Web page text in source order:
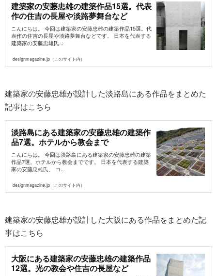
建築家の安藤忠雄の建築作品15選。代表
作の住吉の長屋や淡路夢舞台など
こんにちは。 今回は建築家の安藤忠雄の建築作品15選。代
表作の住吉の長屋や淡路夢舞台などです。 日本を代表する
建築家の安藤忠雄氏...
designmagazine.jp（このサイト内）
建築家の安藤忠雄が設計した淡路島にある作品をまとめた
記事はこちら
淡路島にある建築家の安藤忠雄の建築作
品7選。ホテルから教会まで
こんにちは。 今回は淡路島にある建築家の安藤忠雄の建築
作品7選。ホテルから教会までです。 日本を代表する建築
家の安藤忠雄氏。 コ...
designmagazine.jp（このサイト内）
建築家の安藤忠雄が設計した大阪にある作品をまとめた記
事はこちら
大阪にある建築家の安藤忠雄の建築作品
12選。光の教会や住吉の長屋など